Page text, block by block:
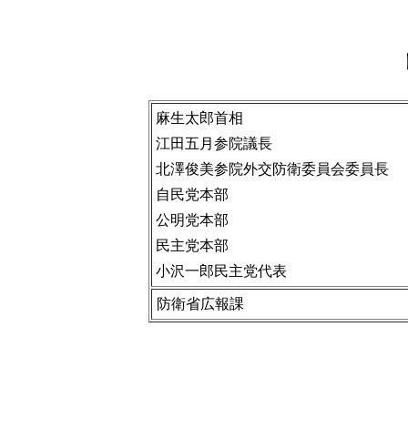
麻生太郎首相
江田五月参院議長
北澤俊美参院外交防衛委員会委員長
自民党本部
公明党本部
民主党本部
小沢一郎民主党代表
防衛省広報課